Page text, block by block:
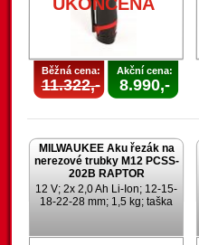
Běžná cena:
11.322,-
Akční cena:
8.990,-
MILWAUKEE Aku řezák na
nerezové trubky M12 PCSS-
202B RAPTOR
12 V; 2x 2,0 Ah Li-Ion; 12-15-
18-22-28 mm; 1,5 kg; taška